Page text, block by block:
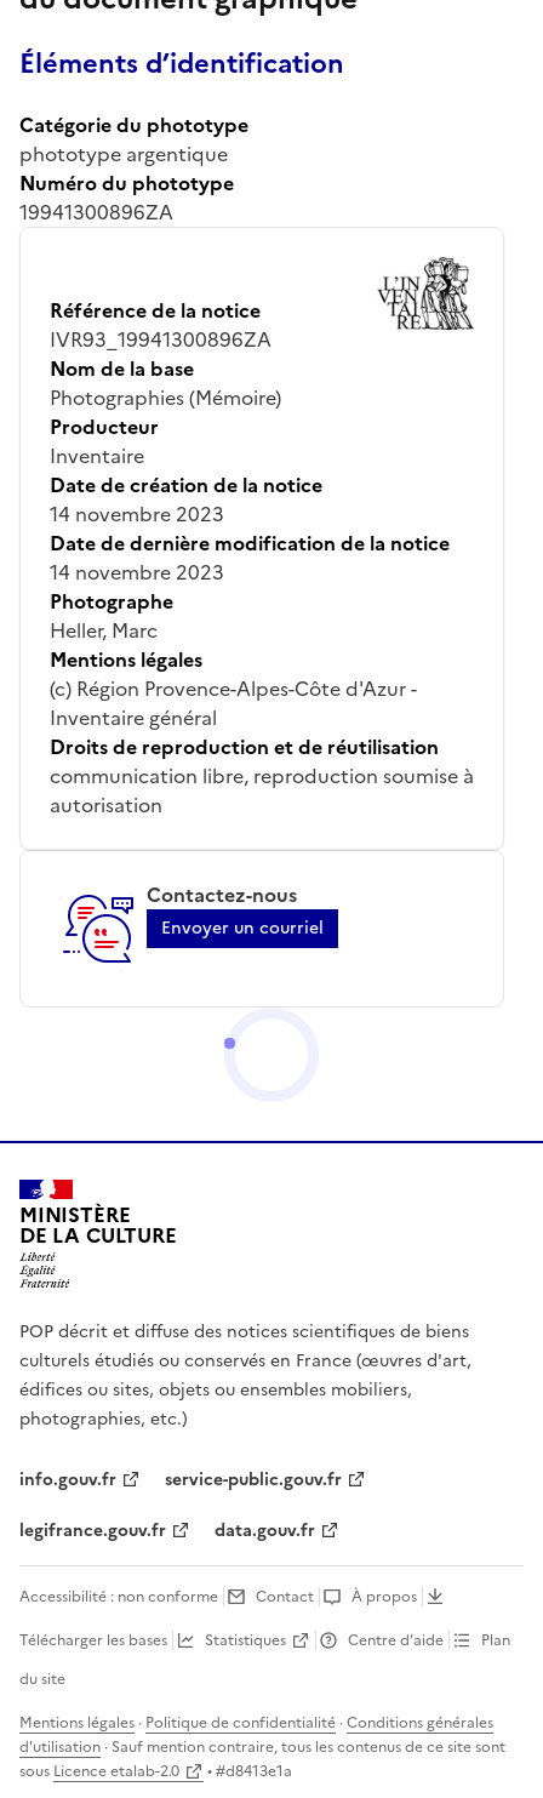
Éléments d’identification
Catégorie du phototype
phototype argentique
Numéro du phototype
19941300896ZA
Référence de la notice
IVR93_19941300896ZA
Nom de la base
Photographies (Mémoire)
Producteur
Inventaire
Date de création de la notice
14 novembre 2023
Date de dernière modification de la notice
14 novembre 2023
Photographe
Heller, Marc
Mentions légales
(c) Région Provence-Alpes-Côte d'Azur -
Inventaire général
Droits de reproduction et de réutilisation
communication libre, reproduction soumise à
autorisation
Contactez-nous
Envoyer un courriel
MINISTÈRE
DE LA CULTURE
POP décrit et diffuse des notices scientifiques de biens
culturels étudiés ou conservés en France (œuvres d'art,
édifices ou sites, objets ou ensembles mobiliers,
photographies, etc.)
info.gouv.fr
service-public.gouv.fr
legifrance.gouv.fr
data.gouv.fr
Accessibilité : non conforme Contact
À propos
Télécharger les bases
Statistiques Centre d’aide
Plan
du site
Mentions légales · Politique de confidentialité ·Conditions générales
d'utilisation · Sauf mention contraire, tous les contenus de ce site sont
sous Licence etalab-2.0 • #d8413e1a